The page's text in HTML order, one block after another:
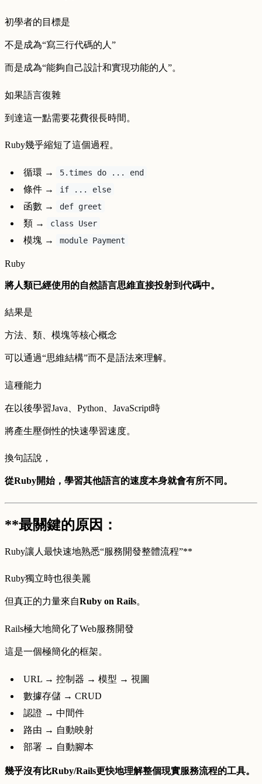
初學者的目標是
不是成為“寫三行代碼的人”
而是成為“能夠自己設計和實現功能的人”。
如果語言復雜
到達這一點需要花費很長時間。
Ruby幾乎縮短了這個過程。
循環 → 5.times do ... end
條件 → if ... else
函數 → def greet
類 → class User
模塊 → module Payment
Ruby
將人類已經使用的自然語言思維直接投射到代碼中。
結果是
方法、類、模塊等核心概念
可以通過“思維結構”而不是語法來理解。
這種能力
在以後學習Java、Python、JavaScript時
將產生壓倒性的快速學習速度。
換句話說，
從Ruby開始，學習其他語言的速度本身就會有所不同。
**最關鍵的原因：
Ruby讓人最快速地熟悉“服務開發整體流程”**
Ruby獨立時也很美麗
但真正的力量來自Ruby on Rails。
Rails極大地簡化了Web服務開發
這是一個極簡化的框架。
URL → 控制器 → 模型 → 視圖
數據存儲 → CRUD
認證 → 中間件
路由 → 自動映射
部署 → 自動腳本
幾乎沒有比Ruby/Rails更快地理解整個現實服務流程的工具。